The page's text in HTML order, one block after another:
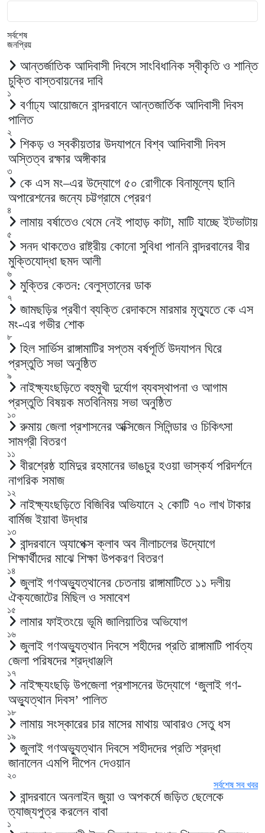
সর্বশেষ
জনপ্রিয়
আন্তর্জাতিক আদিবাসী দিবসে সাংবিধানিক স্বীকৃতি ও শান্তি
চুক্তি বাস্তবায়নের দাবি
১
বর্ণাঢ্য আয়োজনে বান্দরবানে আন্তজার্তিক আদিবাসী দিবস
পালিত
২
শিকড় ও স্বকীয়তার উদযাপনে বিশ্ব আদিবাসী দিবস
অস্তিত্ব রক্ষার অঙ্গীকার
৩
কে এস মং–এর উদ্যোগে ৫০ রোগীকে বিনামূল্যে ছানি
অপারেশনের জন্যে চট্টগ্রামে প্রেরণ
৪
লামায় বর্ষাতেও থেমে নেই পাহাড় কাটা, মাটি যাচ্ছে ইটভাটায়
৫
সনদ থাকতেও রাষ্ট্রীয় কোনো সুবিধা পাননি বান্দরবানের বীর
মুক্তিযোদ্ধা ছমদ আলী
৬
মুক্তির কেতন: বেলুস্তানের ডাক
৭
জামছড়ির প্রবীণ ব্যক্তি রেদাকসে মারমার মৃত্যুতে কে এস
মং-এর গভীর শোক
৮
হিল সার্ভিস রাঙ্গামাটির সপ্তম বর্ষপূর্তি উদযাপন ঘিরে
প্রস্তুতি সভা অনুষ্ঠিত
৯
নাইক্ষ্যংছড়িতে বহুমুখী দুর্যোগ ব্যবস্থাপনা ও আগাম
প্রস্তুতি বিষয়ক মতবিনিময় সভা অনুষ্ঠিত
১০
রুমায় জেলা প্রশাসনের অক্সিজেন সিলিন্ডার ও চিকিৎসা
সামগ্রী বিতরণ
১১
বীরশ্রেষ্ঠ হামিদুর রহমানের ভাঙচুর হওয়া ভাস্কর্য পরিদর্শনে
নাগরিক সমাজ
১২
নাইক্ষ্যংছড়িতে বিজিবির অভিযানে ২ কোটি ৭০ লাখ টাকার
বার্মিজ ইয়াবা উদ্ধার
১৩
বান্দরবানে অ্যাপেক্স ক্লাব অব নীলাচলের উদ্যোগে
শিক্ষার্থীদের মাঝে শিক্ষা উপকরণ বিতরণ
১৪
জুলাই গণঅভ্যুত্থানের চেতনায় রাঙ্গামাটিতে ১১ দলীয়
ঐক্যজোটের মিছিল ও সমাবেশ
১৫
লামার ফাইতংয়ে ভূমি জালিয়াতির অভিযোগ
১৬
জুলাই গণঅভ্যুত্থান দিবসে শহীদের প্রতি রাঙ্গামাটি পার্বত্য
জেলা পরিষদের শ্রদ্ধাঞ্জলি
১৭
নাইক্ষ্যংছড়ি উপজেলা প্রশাসনের উদ্যোগে ‘জুলাই গণ-
অভ্যুত্থান দিবস’ পালিত
১৮
লামায় সংস্কারের চার মাসের মাথায় আবারও সেতু ধস
১৯
জুলাই গণঅভ্যুত্থান দিবসে শহীদদের প্রতি শ্রদ্ধা
জানালেন এমপি দীপেন দেওয়ান
২০
সর্বশেষ সব খবর
বান্দরবানে অনলাইন জুয়া ও অপকর্মে জড়িত ছেলেকে
ত্যাজ্যপুত্র করলেন বাবা
১